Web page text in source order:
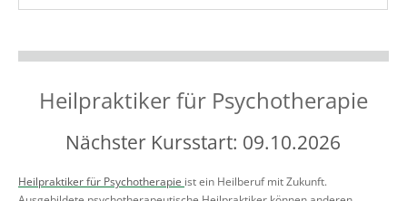
Heilpraktiker für Psychotherapie
Nächster Kursstart: 09.10.2026
Heilpraktiker für Psychotherapie ist ein Heilberuf mit Zukunft.